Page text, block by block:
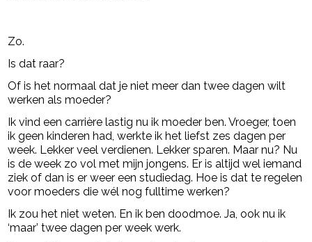
Zo.
Is dat raar?
Of is het normaal dat je niet meer dan twee dagen wilt
werken als moeder?
Ik vind een carrière lastig nu ik moeder ben. Vroeger, toen
ik geen kinderen had, werkte ik het liefst zes dagen per
week. Lekker veel verdienen. Lekker sparen. Maar nu? Nu
is de week zo vol met mijn jongens. Er is altijd wel iemand
ziek of dan is er weer een studiedag. Hoe is dat te regelen
voor moeders die wél nog fulltime werken?
Ik zou het niet weten. En ik ben doodmoe. Ja, ook nu ik
‘maar’ twee dagen per week werk.